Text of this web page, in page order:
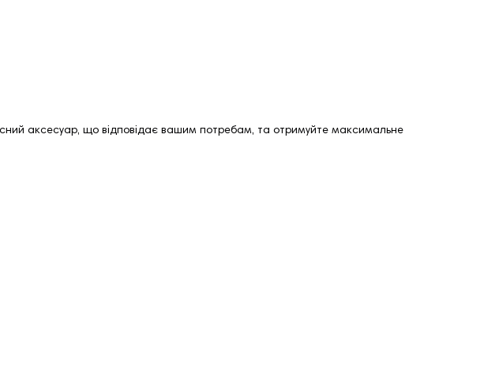
аксесуар, що відповідає вашим потребам, та отримуйте максимальне